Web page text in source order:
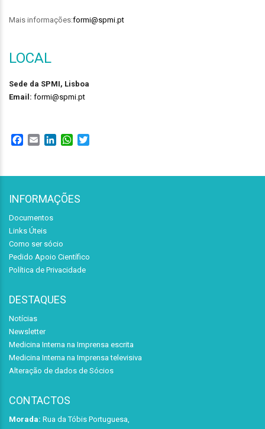
Mais informações:formi@spmi.pt
LOCAL
Sede da SPMI, Lisboa
Email: formi@spmi.pt
Facebook
Email LinkedInWhatsApp
INFORMAÇÕES
Documentos
Links Úteis
Como ser sócio
Pedido Apoio Científico
Política de Privacidade
DESTAQUES
Notícias
Newsletter
Medicina Interna na Imprensa escrita
Medicina Interna na Imprensa televisiva
Alteração de dados de Sócios
CONTACTOS
Morada: Rua da Tóbis Portuguesa,